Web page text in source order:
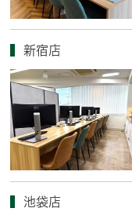
新宿店
池袋店